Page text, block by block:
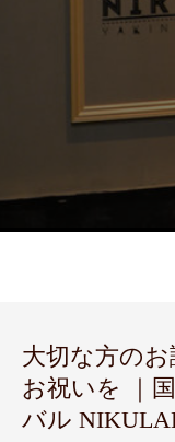
大切な方の
お祝いを ｜
バル